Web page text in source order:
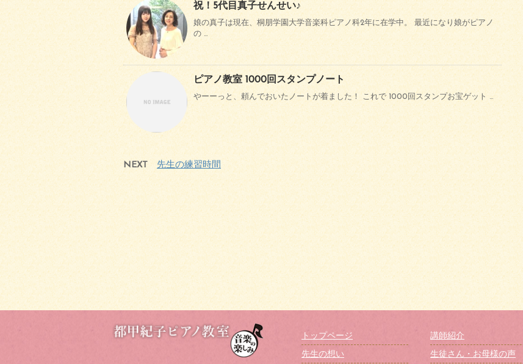
祝！5代目真子せんせい♪
娘の真子は現在、桐朋学園大学音楽科ピアノ科2年に在学中。 最近になり娘がピアノ
の …
ピアノ教室 1000回スタンプノート
やーーっと、頼んでおいたノートが着ました！ これで 1000回スタンプお宝ゲット …
NEXT 先生の練習時間
トップページ
先生の想い
講師紹介
生徒さん・お母様の声